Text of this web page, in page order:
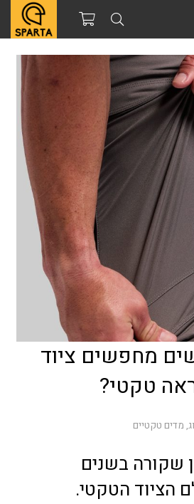
מחפשים ציוד
טקטי?
, מדים טקטיים
שקורה בשנים
הציוד הטקטי.